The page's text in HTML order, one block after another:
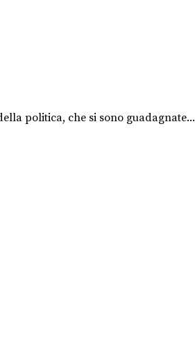
politica, che si sono guadagnate...